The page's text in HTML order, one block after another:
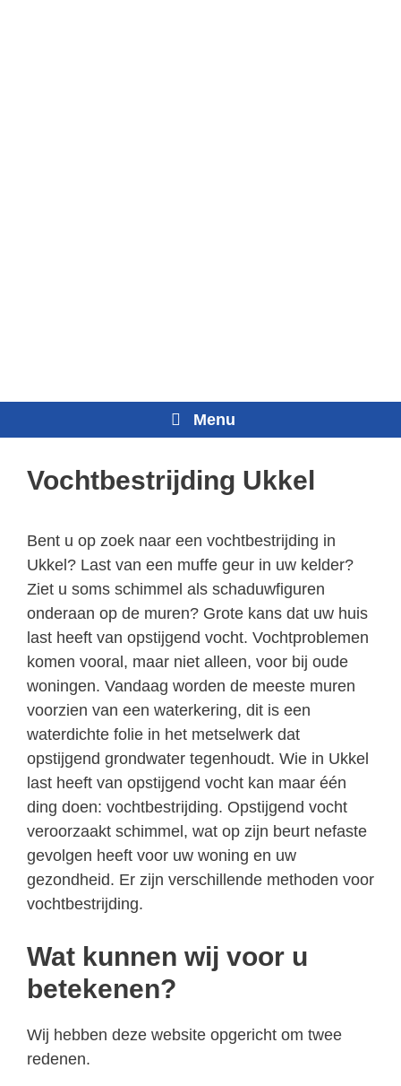
Menu
Vochtbestrijding Ukkel
Bent u op zoek naar een vochtbestrijding in
Ukkel? Last van een muffe geur in uw kelder?
Ziet u soms schimmel als schaduwfiguren
onderaan op de muren? Grote kans dat uw huis
last heeft van opstijgend vocht. Vochtproblemen
komen vooral, maar niet alleen, voor bij oude
woningen. Vandaag worden de meeste muren
voorzien van een waterkering, dit is een
waterdichte folie in het metselwerk dat
opstijgend grondwater tegenhoudt. Wie in Ukkel
last heeft van opstijgend vocht kan maar één
ding doen: vochtbestrijding. Opstijgend vocht
veroorzaakt schimmel, wat op zijn beurt nefaste
gevolgen heeft voor uw woning en uw
gezondheid. Er zijn verschillende methoden voor
vochtbestrijding.
Wat kunnen wij voor u
betekenen?
Wij hebben deze website opgericht om twee
redenen.